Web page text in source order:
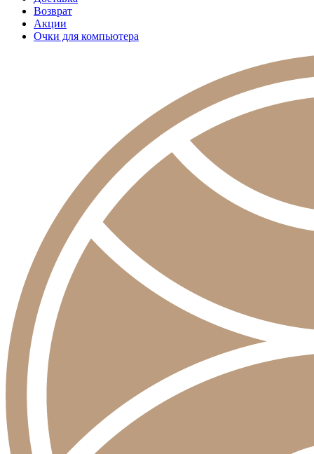
Возврат
Акции
Очки для компьютера